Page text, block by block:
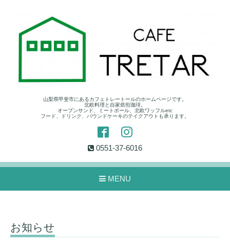
山梨県甲斐市にあるカフェトレートールのホームページです。
北欧料理と自家焙煎珈琲。
オープンサンド、ミートボール、北欧ワッフルetc
フード、ドリンク、パウンドケーキのテイクアウトも承ります。
0551-37-6016
MENU
お知らせ